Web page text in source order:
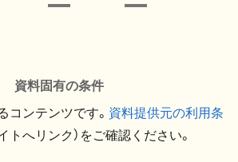
資料固有の条件
コンテンツです。 資料提供元の利用条
トへリンク）をご確認ください。